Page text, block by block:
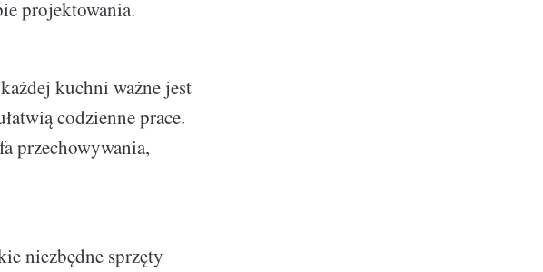
projektowania.
kuchni ważne jest
codzienne prace.
przechowywania,
niezbędne sprzęty